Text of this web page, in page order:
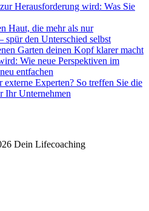
Herausforderung wird: Was Sie
Haut, die mehr als nur
spür den Unterschied selbst
Garten deinen Kopf klarer macht
Wie neue Perspektiven im
entfachen
Experten? So treffen Sie die
Ihr Unternehmen
Dein Lifecoaching